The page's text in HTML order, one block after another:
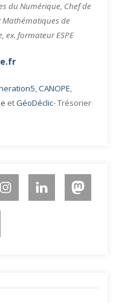
du Numérique, Chef de
Mathématiques de
ex. formateur ESPE
,CANOPE,
etGéoDéclic- Trésorier